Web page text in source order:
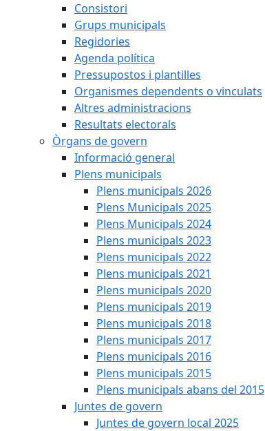
Consistori
Grups municipals
Regidories
Agenda política
Pressupostos i plantilles
Organismes dependents o vinculats
Altres administracions
Resultats electorals
Òrgans de govern
Informació general
Plens municipals
Plens municipals 2026
Plens Municipals 2025
Plens Municipals 2024
Plens municipals 2023
Plens municipals 2022
Plens municipals 2021
Plens municipals 2020
Plens municipals 2019
Plens municipals 2018
Plens municipals 2017
Plens municipals 2016
Plens municipals 2015
Plens municipals abans del 2015
Juntes de govern
Juntes de govern local 2025